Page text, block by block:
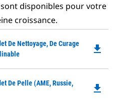
disponibles pour votre
croissance.
De Nettoyage, De Curage
file_download
De Pelle (AME, Russie,
file_download